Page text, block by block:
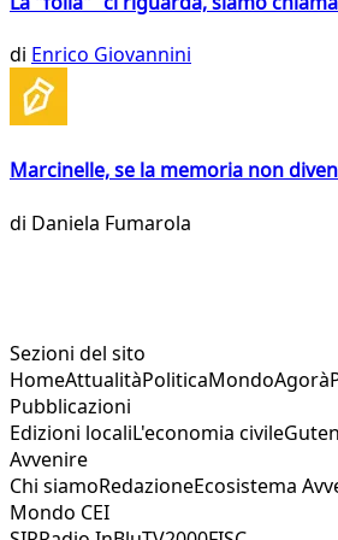
di Enrico Giovannini
Marcinelle, se la memoria non
di Daniela Fumarola
Sezioni del sito
HomeAttualitàPoliticaMondoAgorà
Pubblicazioni
Edizioni localiL'economia civile
Avvenire
Chi siamoRedazioneEcosistema
Mondo CEI